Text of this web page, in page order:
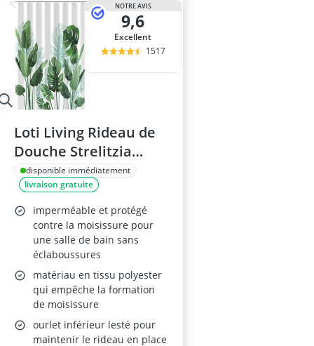
NOTRE AVIS
9,6
Excellent
1517
Loti Living Rideau de
Douche Strelitzia
120x200 cm
disponible immédiatement
livraison gratuite
imperméable et protégé
contre la moisissure pour
une salle de bain sans
éclaboussures
matériau en tissu polyester
qui empêche la formation
de moisissure
ourlet inférieur lesté pour
maintenir le rideau en place